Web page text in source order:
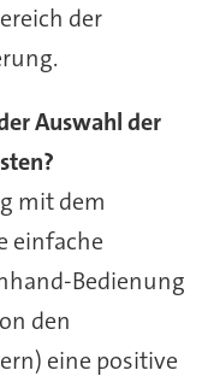
der
Auswahl der
mit dem
einfache
Bedienung
den
eine positive